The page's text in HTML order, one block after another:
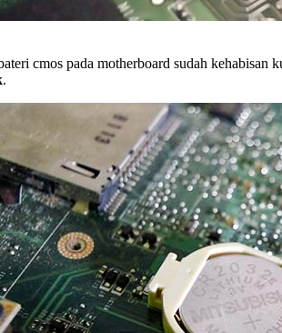
cmos pada motherboard sudah
.